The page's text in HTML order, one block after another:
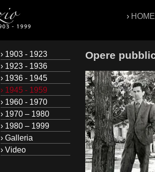
› HOME
› 1903 - 1923
› 1923 - 1936
› 1936 - 1945
› 1945 - 1959
› 1960 - 1970
› 1970 – 1980
› 1980 – 1999
› Galleria
› Video
Opere